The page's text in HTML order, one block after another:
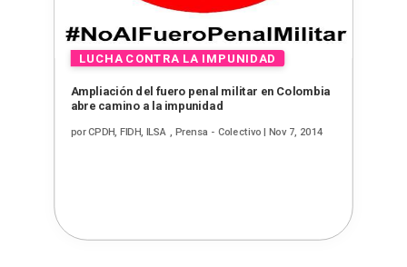
Ampliación del fuero penal militar en Colombia
abre camino a la impunidad
porCPDH, FIDH, ILSA , Prensa - Colectivo | Nov 7, 2014